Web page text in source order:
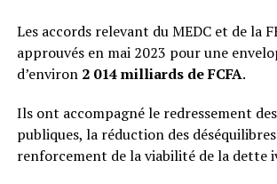
Les accords relevant du MEDC et de la
approuvés en mai 2023 pour une
d’environ 2 014 milliards de FCFA.
Ils ont accompagné le redressement
publiques, la réduction des
renforcement de la viabilité de la dette